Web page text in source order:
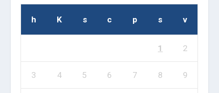
h K s c p s v
1 2
3 4 5 6 7 8 9